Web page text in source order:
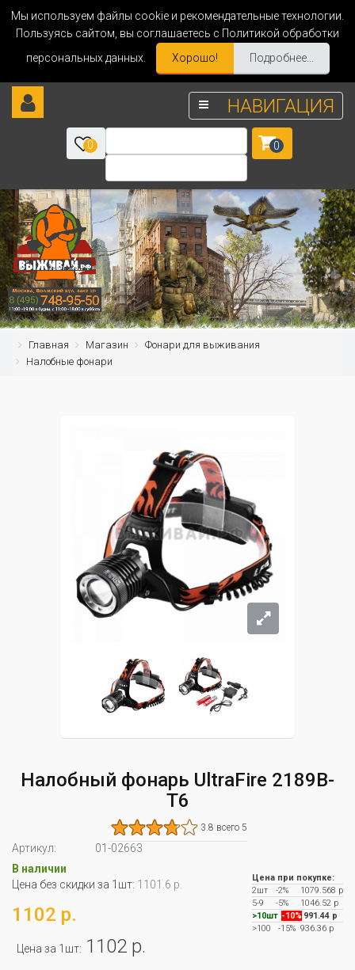
Мы используем файлы cookie и рекомендательные технологии.
Пользуясь сайтом, вы соглашаетесь с Политикой обработки
персональных данных.
Хорошо! Подробнее...
НАВИГАЦИЯ
0 0
Главная Магазин
Фонари для выживания
Налобные фонари
Налобный фонарь UltraFire 2189B-
T6
3.8 всего 5
Артикул:
01-02663
В наличии
Цена без скидки за 1шт: 1101.6 р.
1102 р.
Цена за 1шт: 1102 р.
Цена при покупке:
2шт
-2%
1079.568 р
5-9
-5%
1046.52 р
>10шт -10% 991.44 р
>100
-15% 936.36 р